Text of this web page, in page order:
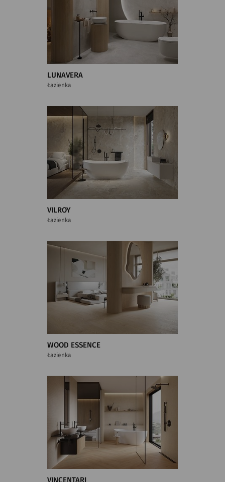
LUNAVERA
Łazienka
VILROY
Łazienka
WOOD ESSENCE
Łazienka
VINCENTARI